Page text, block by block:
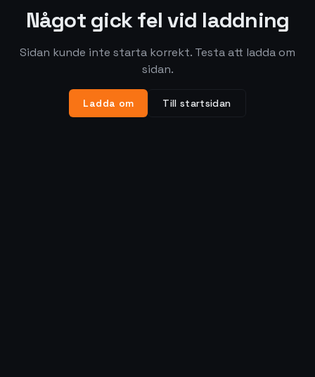
Något gick fel vid laddning
Sidan kunde inte starta korrekt. Testa att ladda om
sidan.
Ladda om Till startsidan